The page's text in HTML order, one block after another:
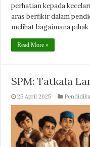
perhatian kepada
aras berfikir dalam
melihat bagaimana
Read More »
SPM: Tatkala
25 April 2025